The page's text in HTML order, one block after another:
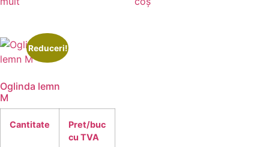
Reduceri!
Oglinda lemn
M
Cantitate
Pret/buc
cu TVA